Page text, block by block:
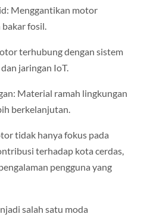
Menggantikan motor
fosil.
terhubung dengan sistem
jaringan IoT.
Material ramah lingkungan
berkelanjutan.
tidak hanya fokus pada
terhadap kota cerdas,
pengguna yang
salah satu moda